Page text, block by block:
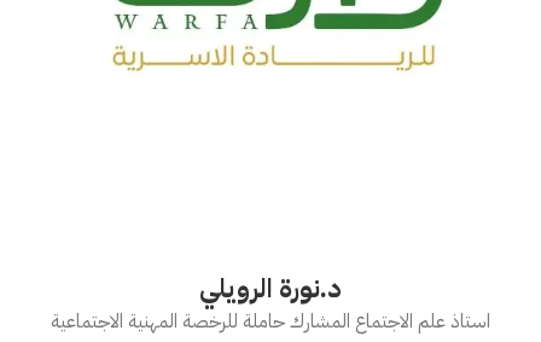
د.نورة الرويلي
استاذ علم الاجتماع المشارك حاملة للرخصة المهنية الاجتماعية